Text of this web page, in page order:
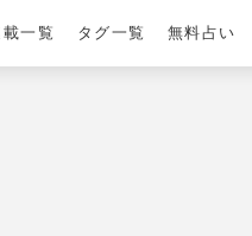
一覧 タグ一覧 無料占い